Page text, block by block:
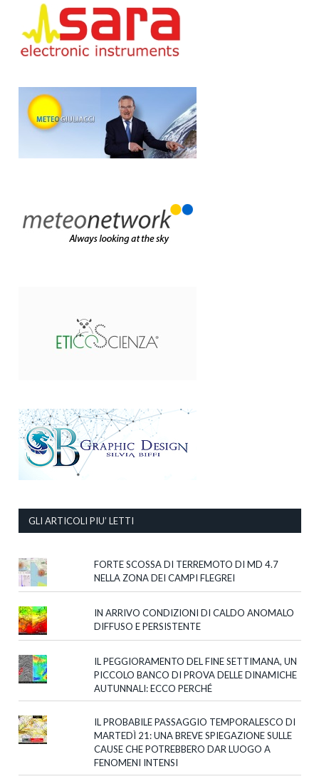
GLI ARTICOLI PIU’ LETTI
FORTE SCOSSA DI TERREMOTO DI MD 4.7
NELLA ZONA DEI CAMPI FLEGREI
IN ARRIVO CONDIZIONI DI CALDO ANOMALO
DIFFUSO E PERSISTENTE
IL PEGGIORAMENTO DEL FINE SETTIMANA, UN
PICCOLO BANCO DI PROVA DELLE DINAMICHE
AUTUNNALI: ECCO PERCHÉ
IL PROBABILE PASSAGGIO TEMPORALESCO DI
MARTEDÌ 21: UNA BREVE SPIEGAZIONE SULLE
CAUSE CHE POTREBBERO DAR LUOGO A
FENOMENI INTENSI